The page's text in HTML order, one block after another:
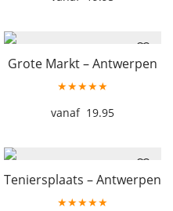
Grote Markt – Antwerpen
★★★★★
19.95
Teniersplaats – Antwerpen
★★★★★